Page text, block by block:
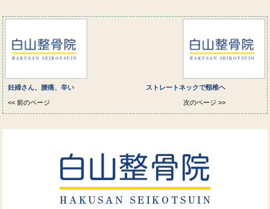
妊婦さん、腰痛、辛い
<< 前のページ
ストレートネックで頸椎ヘ
次のページ >>